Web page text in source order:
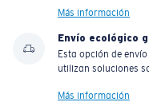
Más información
Envío ecológico
Esta opción de
utilizan soluciones
Más información